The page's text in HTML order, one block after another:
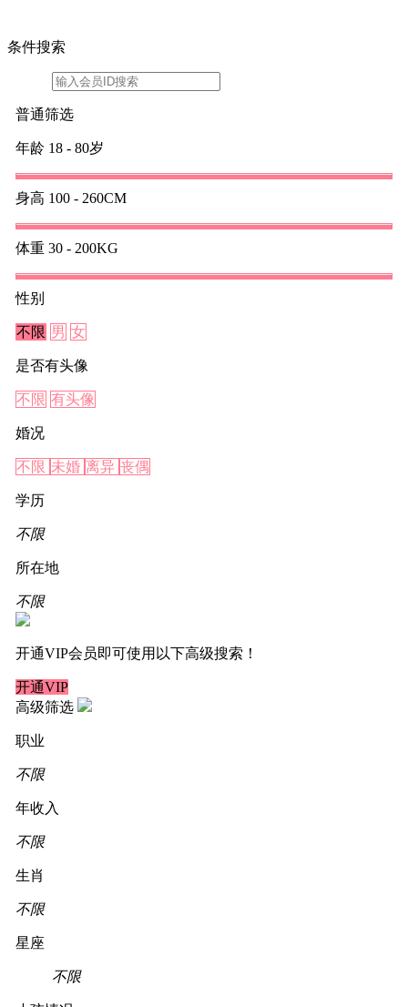
条件搜索
普通筛选
年龄 18 - 80岁
身高 100 - 260CM
体重 30 - 200KG
性别
不限 男 女
是否有头像
不限 有头像
婚况
不限 未婚 离异 丧偶
学历
不限
所在地
不限
开通VIP会员即可使用以下高级搜索！
开通VIP
高级筛选
职业
不限
年收入
不限
生肖
不限
星座
不限